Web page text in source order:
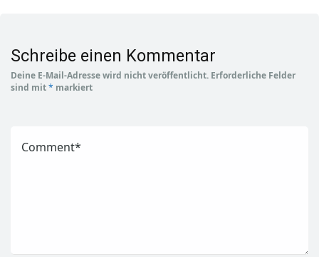
Schreibe einen Kommentar
Deine E-Mail-Adresse wird nicht veröffentlicht. Erforderliche Felder
sind mit* markiert